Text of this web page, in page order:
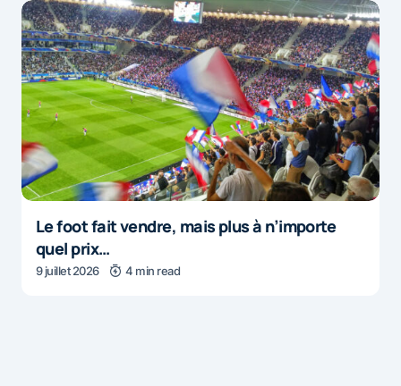
Le foot fait vendre, mais plus à n’importe
quel prix…
9 juillet 2026 4 min read